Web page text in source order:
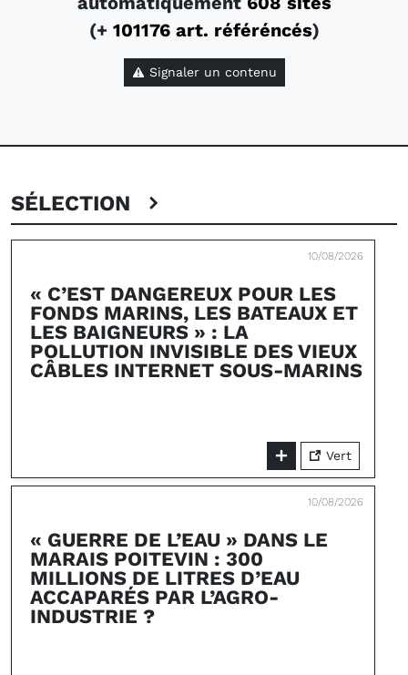
(+ 101176 art. référéncés)
Signaler un contenu
SÉLECTION
10/08/2026
« C’EST DANGEREUX POUR LES
FONDS MARINS, LES BATEAUX ET
LES BAIGNEURS » : LA
POLLUTION INVISIBLE DES VIEUX
CÂBLES INTERNET SOUS-MARINS
Vert
10/08/2026
« GUERRE DE L’EAU » DANS LE
MARAIS POITEVIN : 300
MILLIONS DE LITRES D’EAU
ACCAPARÉS PAR L’AGRO-
INDUSTRIE ?